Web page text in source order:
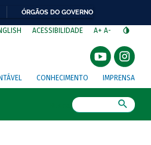
ÓRGÃOS DO GOVERNO
ACESSIBILIDADE A+ A-
CONHECIMENTO IMPRENSA